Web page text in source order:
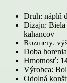
Druh: náplň
Dizajn: Biela
kahancov
Rozmery:
Doba
Hmotnosť:
Výrobca:
Odolná